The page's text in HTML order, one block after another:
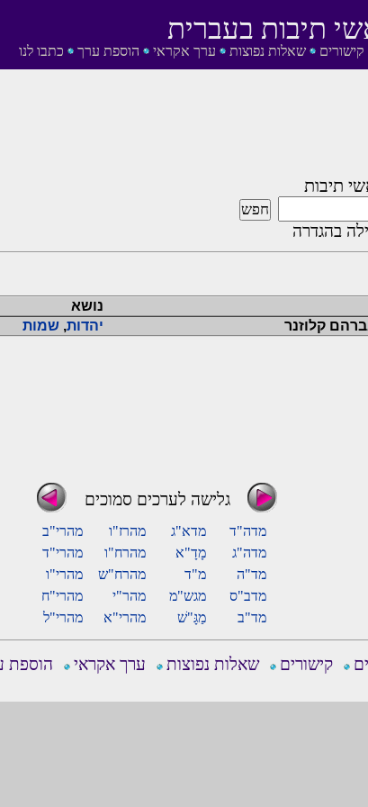
קישורים שאלות נפוצות ערך אקראי הוספת ערך כתבו לנו
תיבות בעברית
תיבות
בהגדרה
נושא
קלוזנר יהדות,שמות
גלישה לערכים סמוכים
מדה"ד מדא"ג מהרז"ו
מהרי"ב
מדה"ג
מָדָ"א מהרח"ו
מהרי"ד
מד"ה
מ"ד מהרח"ש
מהרי"ו
מדב"ס
מגש"מ מהר"י
מהרי"ח
מד"ב
מַגָּ"שׁ מהרי"א מהרי"ל
קישורים שאלות נפוצות ערך אקראי הוספת